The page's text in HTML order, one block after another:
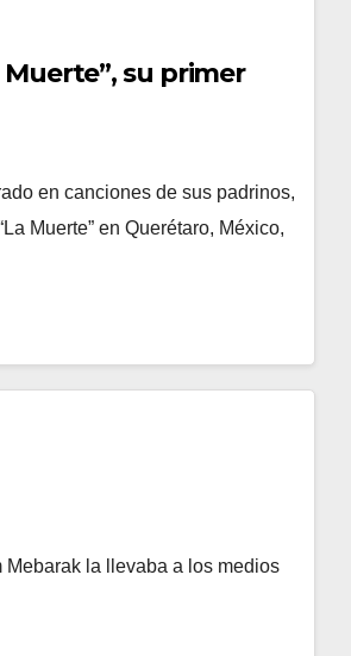
su primer
en canciones de sus padrinos,
Muerte” en Querétaro, México,
la llevaba a los medios